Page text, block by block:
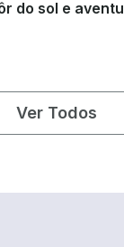
Ver Todos